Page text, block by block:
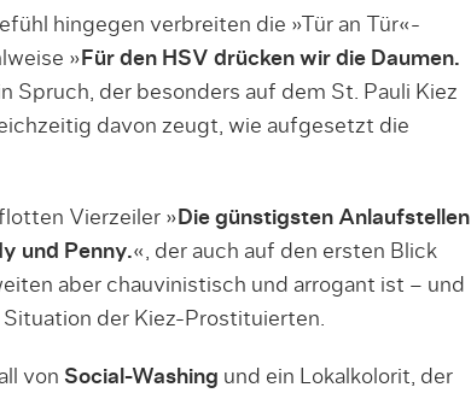
hingegen verbreiten die »Tür an Tür«-
» Für den HSV drücken wir die Daumen.
Spruch, der besonders auf dem St. Pauli Kiez
davon zeugt, wie aufgesetzt die
Vierzeiler » Die günstigsten Anlaufstellen
und Penny.«, der auch auf den ersten Blick
aber chauvinistisch und arrogant ist – und
der Kiez-Prostituierten.
von Social-Washing und ein Lokalkolorit, der